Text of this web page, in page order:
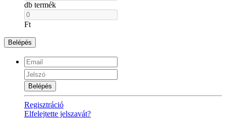
db termék
Ft
Belépés
Belépés
Regisztráció
Elfelejtette jelszavát?